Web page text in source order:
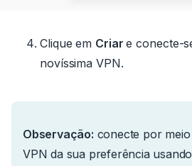
Clique em Criare conecte-
novíssima VPN.
Observação: conecte por
VPN da sua preferência